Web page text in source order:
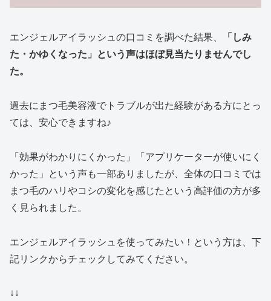
エンジェルアイラッシュの口コミを調べた結果、
「しみ
た・かゆくなった」という声はほぼ見当たりませんでし
た。
過去にまつ毛美容液でトラブルが出た経験がある方にとっ
ては、安心できますね♪
「効果がわかりにくかった」「アプリケーターが使いにく
かった」という声も一部ありましたが、全体の口コミでは
まつ毛のハリやコシの変化を感じたという高評価の方が多
く見られました。
エンジェルアイラッシュを使ってみたい！という方は、下
記リンクからチェックしてみてください。
↓↓